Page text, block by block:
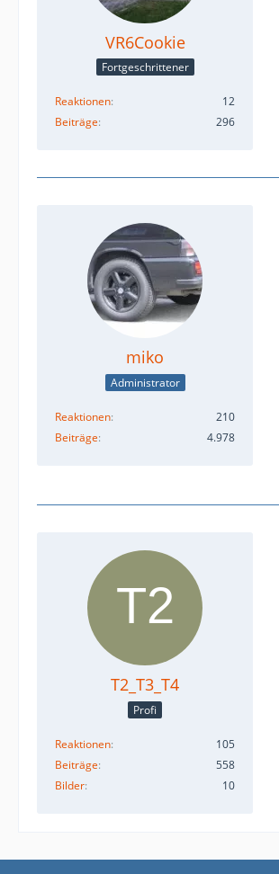
VR6Cookie
Fortgeschrittener
Reaktionen
12
Beiträge
296
miko
Administrator
Reaktionen
210
Beiträge
4.978
T2_T3_T4
Profi
Reaktionen
105
Beiträge
558
Bilder
10